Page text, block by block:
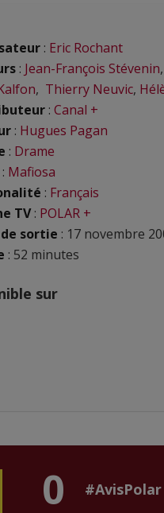
: Eric Rochant
: Jean-François Stévenin,
, Thierry Neuvic,
: Canal +
: Hugues Pagan
: Drame
: Mafiosa
: Français
TV: POLAR +
sortie : 17 novembre
: 52 minutes
sur
0 #AvisPolar